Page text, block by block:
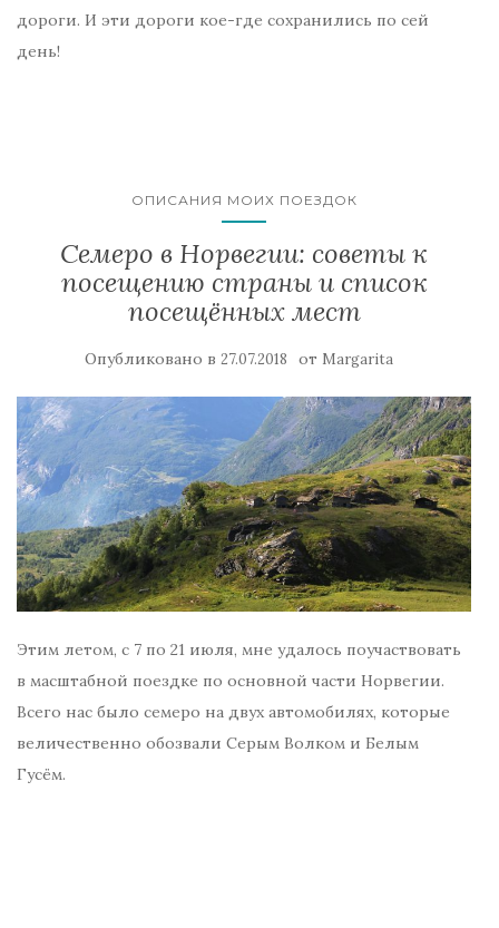
дороги. И эти дороги кое-где сохранились по сей
день!
ОПИСАНИЯ МОИХ ПОЕЗДОК
Семеро в Норвегии: советы к
посещению страны и список
посещённых мест
Опубликовано в 27.07.2018 от Margarita
Этим летом, с 7 по 21 июля, мне удалось поучаствовать
в масштабной поездке по основной части Норвегии.
Всего нас было семеро на двух автомобилях, которые
величественно обозвали Серым Волком и Белым
Гусём.